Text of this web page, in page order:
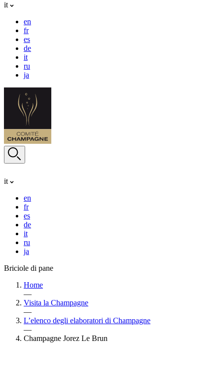
it
en
fr
es
de
it
ru
ja
it
en
fr
es
de
it
ru
ja
Briciole di pane
Home
—
Visita la Champagne
—
L’elenco degli elaboratori di Champagne
—
Champagne Jorez Le Brun